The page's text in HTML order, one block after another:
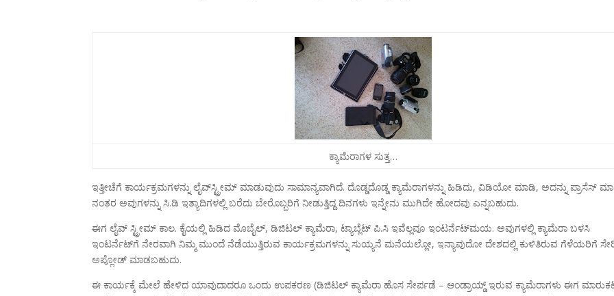
ಕ್ಯಾಮೆರಾಗಳ ಸುತ್ತ…
ಇತ್ತೀಚೆಗೆ ಕಾರ್ಯಕ್ರಮಗಳನ್ನು ಲೈವ್‌ಸ್ಟ್ರೀಮ್ ಮಾಡುವುದು ಸಾಮಾನ್ಯವಾಗಿದೆ. ದೊಡ್ಡದೊಡ್ಡ ಕ್ಯಾಮೆರಾಗಳನ್ನು ಹಿಡಿದು, ವಿಡಿಯೋ ಮಾಡಿ, ಅದನ್ನು ಪ್ರಾಸೆಸ್
ನಂತರ ಅವುಗಳನ್ನು ಸಿ.ಡಿ ಇತ್ಯಾದಿಗಳಲ್ಲಿ ಬರೆದು ಬೇರೊಬ್ಬರಿಗೆ ನೀಡುತ್ತಿದ್ದ ದಿನಗಳು ಇನ್ನೇನು ಮುಗಿದೇ ಹೋದವು ಎನ್ನಬಹುದು.
ಈಗ ಲೈವ್ ಸ್ಟ್ರೀಮ್ ಕಾಲ. ಕೈಯಲ್ಲಿ ಹಿಡಿದ ಮೊಬೈಲ್, ಡಿಜಿಟಲ್ ಕ್ಯಾಮೆರಾ, ಟ್ಯಾಬ್ಲೆಟ್ ಪಿ.ಸಿ ಇವೆಲ್ಲವೂ ಇಂಟರ್ನೆಟ್‌ಮಯ. ಅವುಗಳಲ್ಲಿ ಕ್ಯಾಮೆರಾ ಬಳಸಿ
ಇಂಟರ್ನೆಟ್‌ಗೆ ನೇರವಾಗಿ ನಿಮ್ಮ ಮುಂದೆ ನೆಡೆಯುತ್ತಿರುವ ಕಾರ್ಯಕ್ರಮಗಳನ್ನು ಸುಯ್ಯನೆ ಮನೆಯಲ್ಲೋ, ಇನ್ಯಾವುದೋ ದೇಶದಲ್ಲಿ ಕುಳಿತಿರುವ ಗೆಳೆಯರಿಗೆ
ಅಪ್ಲೋಡ್ ಮಾಡಬಹುದು.
ಈ ಕಾರ್ಯಕ್ಕೆ ಮೇಲೆ ಹೇಳಿದ ಯಾವುದಾದರೂ ಒಂದು ಉಪಕರಣ (ಡಿಜಿಟಲ್ ಕ್ಯಾಮೆರಾ ಹೊಸ ಸೇರ್ಪಡೆ – ಆಂಡ್ರಾಯ್ಡ್ ಇರುವ ಕ್ಯಾಮೆರಾಗಳು ಈಗ